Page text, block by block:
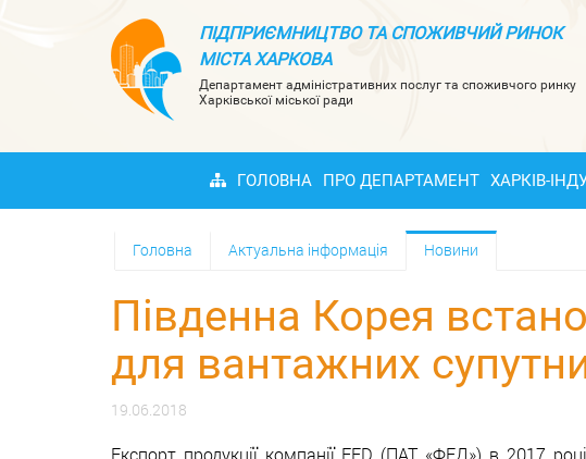
ПІДПРИЄМНИЦТВО ТА СПОЖИВЧИЙ РИНОК
МІСТА ХАРКОВА
Департамент адміністративних послуг та споживчого ринку
Харківської міської ради
ГОЛОВНА ПРО ДЕПАРТАМЕНТ ХАРКІВ-
Головна Актуальна інформація Новини
Південна Корея
для вантажних
19.06.2018
Експорт продукції компанії FED (ПАТ «ФЕД») в 2017